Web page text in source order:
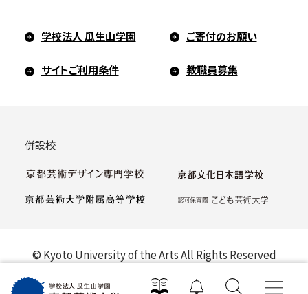
学校法人 瓜生山学園 ご寄付のお願い
サイトご利用条件 教職員募集
併設校
© Kyoto University of the Arts All Rights Reserved